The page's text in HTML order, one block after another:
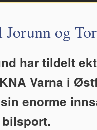
og
har tildelt
Varna i
enorme